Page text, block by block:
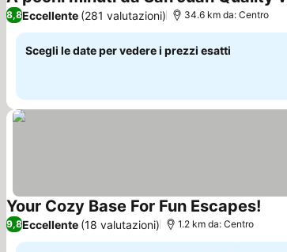
8,8Eccellente (281 valutazioni) 34.6 km da: Centro
Scegli le date per vedere i prezzi esatti
Your Cozy Base For Fun Escapes!
9,8Eccellente (18 valutazioni) 1.2 km da: Centro